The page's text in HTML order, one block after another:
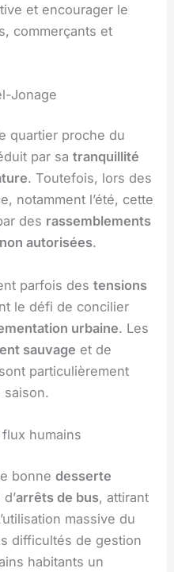
et encourager le
commerçants et
Jonage
quartier proche du
par satranquillité
. Toutefois, lors des
notamment l’été, cette
des rassemblements
autorisées.
parfois destensions
le défi de concilier
urbaine. Les
sauvage et de
sont particulièrement
saison.
humains
bonnedesserte
arrêts de bus, attirant
massive du
difficultés de gestion
habitants un